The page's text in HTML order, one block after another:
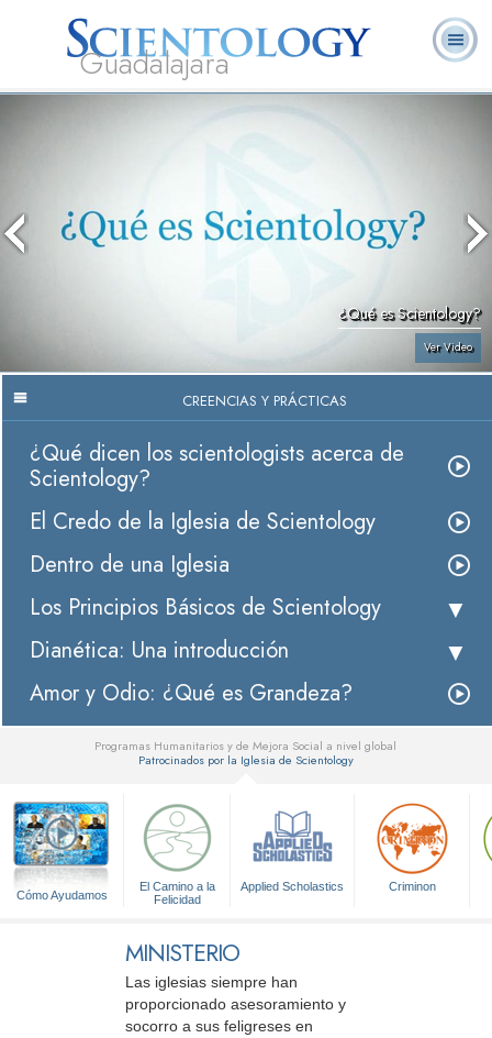
Guadalajara
¿Qué es Scientology?
Ver Video
CREENCIAS Y PRÁCTICAS
¿Qué dicen los scientologists acerca de
Scientology?
El Credo de la Iglesia de Scientology
Dentro de una Iglesia
Los Principios Básicos de Scientology
Dianética: Una introducción
Amor y Odio: ¿Qué es Grandeza?
Programas Humanitarios y de Mejora Social a nivel global
Patrocinados por la Iglesia de Scientology
Cómo Ayudamos
El Camino a la
Felicidad
Applied Scholastics Criminon
MINISTERIO
Las iglesias siempre han
proporcionado asesoramiento y
socorro a sus feligreses en